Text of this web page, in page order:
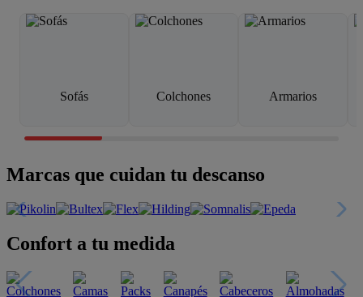
Sofás Colchones Armarios
Marcas que cuidan tu descanso
Confort a tu medida